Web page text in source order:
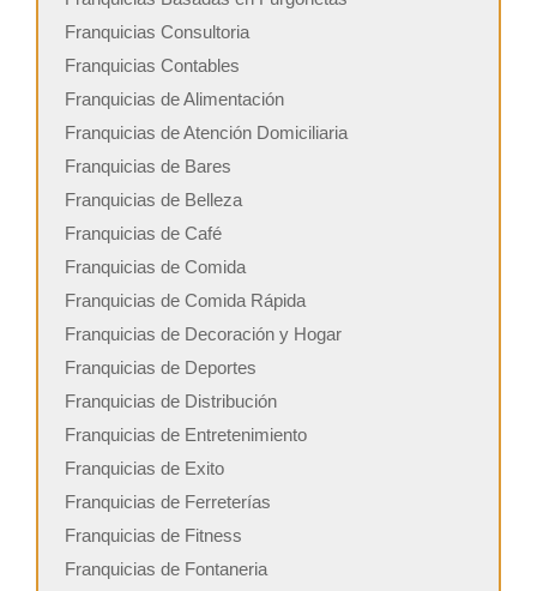
Franquicias Consultoria
Franquicias Contables
Franquicias de Alimentación
Franquicias de Atención Domiciliaria
Franquicias de Bares
Franquicias de Belleza
Franquicias de Café
Franquicias de Comida
Franquicias de Comida Rápida
Franquicias de Decoración y Hogar
Franquicias de Deportes
Franquicias de Distribución
Franquicias de Entretenimiento
Franquicias de Exito
Franquicias de Ferreterías
Franquicias de Fitness
Franquicias de Fontaneria